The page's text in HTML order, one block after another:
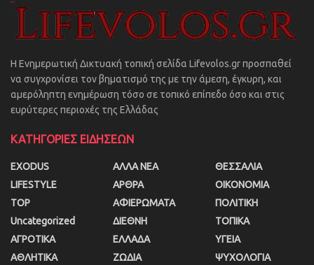
Η Ενημερωτική Δικτυακή τοπική σελίδα Lifevolos.gr προσπαθεί
να συγχρονίσει τον βηματισμό της με την άμεση, έγκυρη, και
αμερόληπτη ενημέρωση τόσο σε τοπικό επίπεδο όσο και στις
ευρύτερες περιοχές της Ελλάδας
ΚΑΤΗΓΟΡΙΕΣ ΕΙΔΗΣΕΩΝ
EXODUS
LIFESTYLE
TOP
Uncategorized
ΑΓΡΟΤΙΚΑ
ΑΘΛΗΤΙΚΑ
ΑΛΛΑ ΝΕΑ
ΑΡΘΡΑ
ΑΦΙΕΡΩΜΑΤΑ
ΔΙΕΘΝΗ
ΕΛΛΑΔΑ
ΖΩΔΙΑ
ΘΕΣΣΑΛΙΑ
ΟΙΚΟΝΟΜΙΑ
ΠΟΛΙΤΙΚΗ
ΤΟΠΙΚΑ
ΥΓΕΙΑ
ΨΥΧΟΛΟΓΙΑ